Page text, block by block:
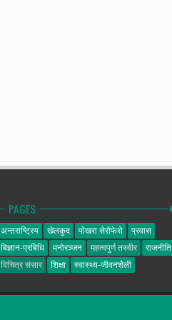
PAGES
अन्तराष्ट्रिय खेलकुद पोखरा सेरोफेरो
प्रवास
बिज्ञान-प्रबिधि
मनोरञ्जन महत्वपुर्ण तस्वीर
राजनीति
विचित्र संसार
शिक्षा स्वास्थ्य-जीवनशैली